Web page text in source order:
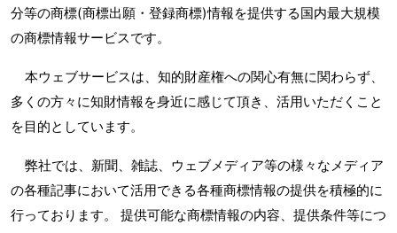
分等の商標(商標出願・登録商標)情報を提供する国内最大規模
の商標情報サービスです。
本ウェブサービスは、知的財産権への関心有無に関わらず、
多くの方々に知財情報を身近に感じて頂き、活用いただくこと
を目的としています。
弊社では、新聞、雑誌、ウェブメディア等の様々なメディア
の各種記事において活用できる各種商標情報の提供を積極的に
行っております。 提供可能な商標情報の内容、提供条件等につ